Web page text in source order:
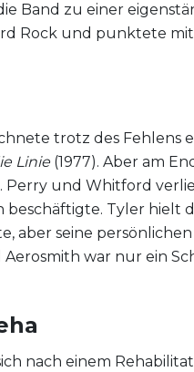
Band zu einer
Rock und punktete
trotz des Fehlens
Linie(1977). Aber am
Perry und Whitford
Tyler hielt
aber seine
war nur ein
nach einem